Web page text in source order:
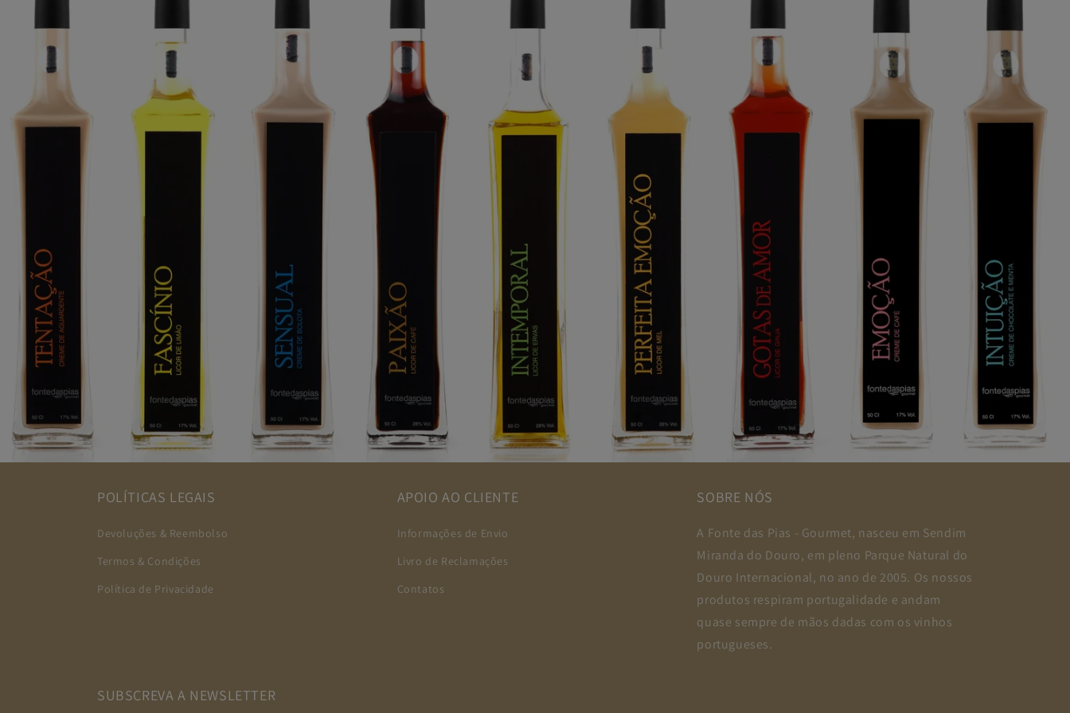
POLÍTICAS LEGAIS
Devoluções & Reembolso
Termos & Condições
Política de Privacidade
APOIO AO CLIENTE
Informações de Envio
Livro de Reclamações
Contatos
SOBRE NÓS
A Fonte das Pias - Gourmet, nasceu em Sendim
Miranda do Douro, em pleno Parque Natural do
Douro Internacional, no ano de 2005. Os nossos
produtos respiram portugalidade e andam
quase sempre de mãos dadas com os vinhos
portugueses.
SUBSCREVA A NEWSLETTER